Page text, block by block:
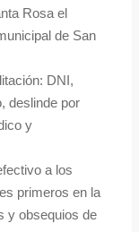
Rosa el
de San
DNI,
deslinde por
y
a los
primeros en la
y obsequios de